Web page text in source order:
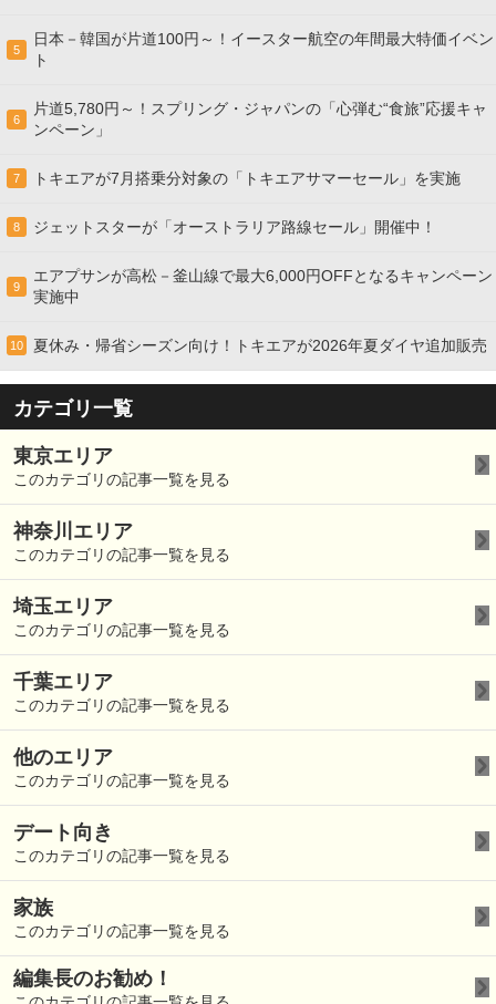
5
日本－韓国が片道100円～！イースター航空の年間最大特価イベン
ト
6
片道5,780円～！スプリング・ジャパンの「心弾む“食旅”応援キャ
ンペーン」
7 トキエアが7月搭乗分対象の「トキエアサマーセール」を実施
8 ジェットスターが「オーストラリア路線セール」開催中！
9
エアプサンが高松－釜山線で最大6,000円OFFとなるキャンペーン
実施中
10 夏休み・帰省シーズン向け！トキエアが2026年夏ダイヤ追加販売
カテゴリ一覧
東京エリア
このカテゴリの記事一覧を見る
神奈川エリア
このカテゴリの記事一覧を見る
埼玉エリア
このカテゴリの記事一覧を見る
千葉エリア
このカテゴリの記事一覧を見る
他のエリア
このカテゴリの記事一覧を見る
デート向き
このカテゴリの記事一覧を見る
家族
このカテゴリの記事一覧を見る
編集長のお勧め！